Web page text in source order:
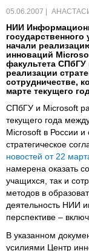
05.06.2007 |
НИИ
начали
инноваций
факультета
реализации
сотрудничестве,
марте текущего
СПбГУ и Microsoft
текущего года
Microsoft в России
стратегическое
новостей от 22
намерена оказать
учащихся, так и
методов в
деятельность НИИ
перспективе –
В указанном
усилиями Центр